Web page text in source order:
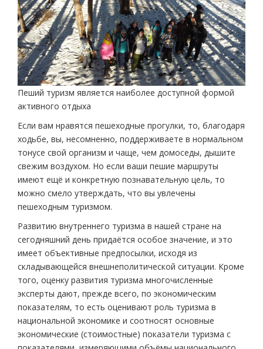
Пеший туризм является наиболее доступной формой
активного отдыха
Если вам нравятся пешеходные прогулки, то, благодаря
ходьбе, вы, несомненно, поддерживаете в нормальном
тонусе свой организм и чаще, чем домоседы, дышите
свежим воздухом. Но если ваши пешие маршруты
имеют ещё и конкретную познавательную цель, то
можно смело утверждать, что вы увлечены
пешеходным туризмом.
Развитию внутреннего туризма в нашей стране на
сегодняшний день придаётся особое значение, и это
имеет объективные предпосылки, исходя из
складывающейся внешнеполитической ситуации. Кроме
того, оценку развития туризма многочисленные
эксперты дают, прежде всего, по экономическим
показателям, то есть оценивают роль туризма в
национальной экономике и соотносят основные
экономические (стоимостные) показатели туризма с